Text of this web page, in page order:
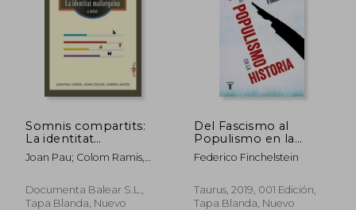
Somnis compartits:
La identitat
mallorquina a debat
Joan Pau; Colom Ramis,
Gabriel; Rico I García,
Antoni Jordà I Sánchez
Documenta Balear S.L.,
Tapa Blanda, Nuevo
Del Fascismo al
Populismo en la
Historia
Federico Finchelstein
Taurus, 2019, 001 Edición,
Tapa Blanda, Nuevo